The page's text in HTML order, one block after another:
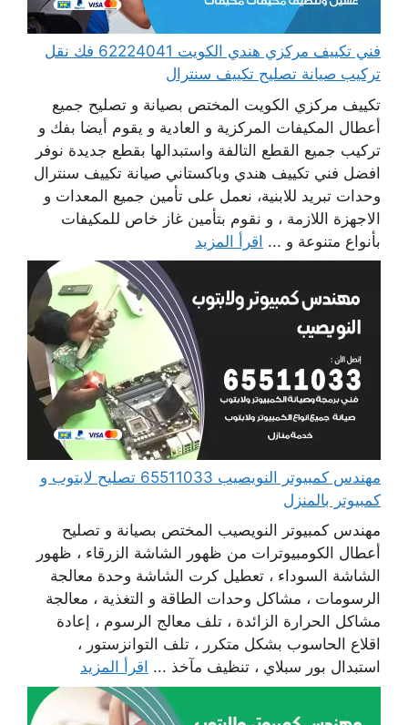
فني تكييف مركزي هندي الكويت 62224041 فك نقل
تركيب صيانة تصليح تكييف سنترال
تكييف مركزي الكويت المختص بصيانة و تصليح جميع
أعطال المكيفات المركزية و العادية و يقوم أيضا بفك و
تركيب جميع القطع التالفة واستبدالها بقطع جديدة نوفر
افضل فني تكييف هندي وباكستاني صيانة تكييف سنترال
وحدات تبريد للابنية، نعمل على تأمين جميع المعدات و
الاجهزة اللازمة ، و نقوم بتأمين غاز خاص للمكيفات
بأنواع متنوعة و ... اقرأ المزيد
مهندس كمبيوتر النويصيب 65511033 تصليح لابتوب و
كمبيوتر بالمنزل
مهندس كمبيوتر النويصيب المختص بصيانة و تصليح
أعطال الكومبيوترات من ظهور الشاشة الزرقاء ، ظهور
الشاشة السوداء ، تعطيل كرت الشاشة وحدة معالجة
الرسومات ، مشاكل وحدات الطاقة و التغذية ، معالجة
مشاكل الحرارة الزائدة ، تلف معالج الرسوم ، إعادة
اقلاع الحاسوب بشكل متكرر ، تلف التوانزستور ،
استبدال بور سبلاي ، تنظيف مآخذ ... اقرأ المزيد